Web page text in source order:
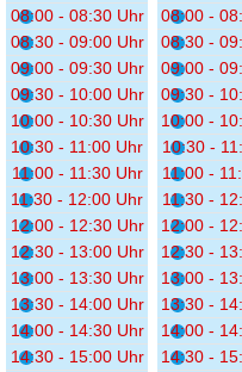
08:00 - 08:30 Uhr
08:30 - 09:00 Uhr
09:00 - 09:30 Uhr
09:30 - 10:00 Uhr
10:00 - 10:30 Uhr
10:30 - 11:00 Uhr
11:00 - 11:30 Uhr
11:30 - 12:00 Uhr
12:00 - 12:30 Uhr
12:30 - 13:00 Uhr
13:00 - 13:30 Uhr
13:30 - 14:00 Uhr
14:00 - 14:30 Uhr
14:30 - 15:00 Uhr
08:00 -
08:30 -
09:00 -
09:30 -
10:00 -
10:30 -
11:00 -
11:30 -
12:00 -
12:30 -
13:00 -
13:30 -
14:00 -
14:30 -